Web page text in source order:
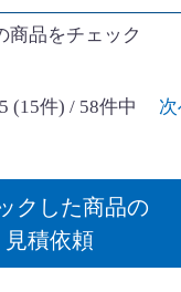
商品をチェック
(15件) / 58件中
クした商品の
見積依頼